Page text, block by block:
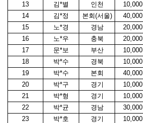
13
김*별 인천 10,000
14
김*정 본회(서울) 40,000
15
노*경 경남 20,000
16
노*우 충북 20,000
17
문*보 부산 10,000
18
박*수 경북 10,000
19
박*수 본회 40,000
20
박*구 경기 10,000
21
박*형 경기 10,000
22
박*균 경남 30,000
23
박*호 경기 10,000